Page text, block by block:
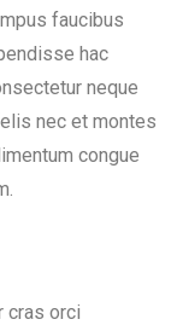
faucibus
hac
neque
nec et montes
congue
cras orci